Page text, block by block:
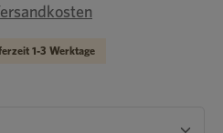
1-3 Werktage
den gewünschten Wert